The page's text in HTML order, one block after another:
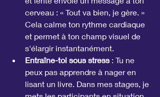
cerveau : « Tout va bien, je gère. »
Cela calme ton rythme cardiaque
et permet à ton champ visuel de
s'élargir instantanément.
Entraîne-toi sous stress : Tu ne
peux pas apprendre à nager en
lisant un livre. Dans mes stages, je